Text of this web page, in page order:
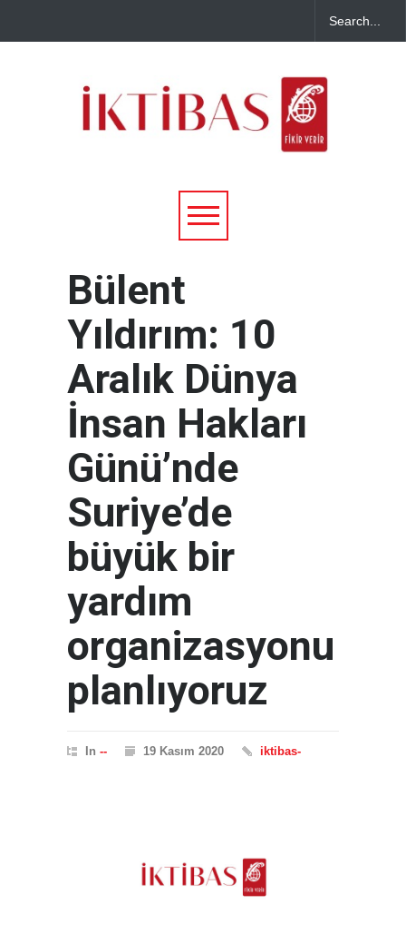
Bülent
Yıldırım: 10
Aralık Dünya
İnsan Hakları
Günü’nde
Suriye’de
büyük bir
yardım
organizasyonu
planlıyoruz
In -- 19 Kasım 2020 iktibas-